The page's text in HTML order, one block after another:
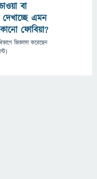
বা
এমন
ফোবিয়া?
জিজ্ঞাসাকরেছেন